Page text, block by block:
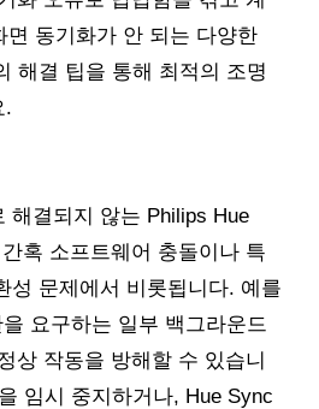
면 동기화가 안 되는 다양한
해결 팁을 통해 최적의 조명
.
해결되지 않는 Philips Hue
혹 소프트웨어 충돌이나 특
성 문제에서 비롯됩니다. 예를
요구하는 일부 백그라운드
상 작동을 방해할 수 있습니
임시 중지하거나, Hue Sync